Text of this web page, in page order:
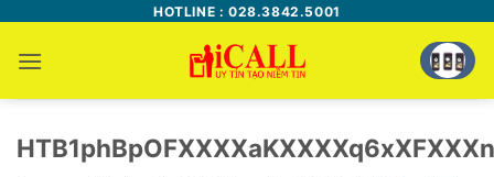
nội
dung
HOTLINE : 028.3842.5001
HTB1phBpOFXXXXaKXXXXq6xXFXXXn